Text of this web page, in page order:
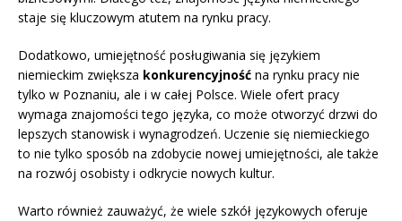
staje się kluczowym atutem na rynku pracy.
Dodatkowo, umiejętność posługiwania się językiem
niemieckim zwiększa konkurencyjność na rynku pracy nie
tylko w Poznaniu, ale i w całej Polsce. Wiele ofert pracy
wymaga znajomości tego języka, co może otworzyć drzwi do
lepszych stanowisk i wynagrodzeń. Uczenie się niemieckiego
to nie tylko sposób na zdobycie nowej umiejętności, ale także
na rozwój osobisty i odkrycie nowych kultur.
Warto również zauważyć, że wiele szkół językowych oferuje